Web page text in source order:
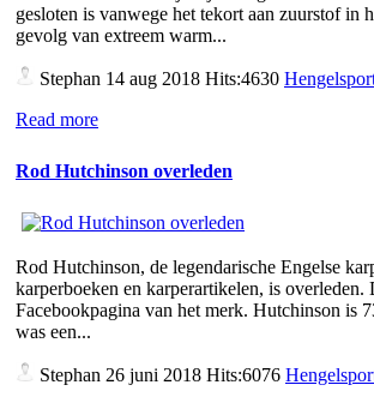
gesloten is vanwege het tekort aan zuurstof in
gevolg van extreem warm...
Stephan 14 aug 2018 Hits:4630
Read more
Rod Hutchinson overleden
Rod Hutchinson, de legendarische Engelse
karperboeken en karperartikelen, is overleden.
Facebookpagina van het merk. Hutchinson is
was een...
Stephan 26 juni 2018 Hits:6076